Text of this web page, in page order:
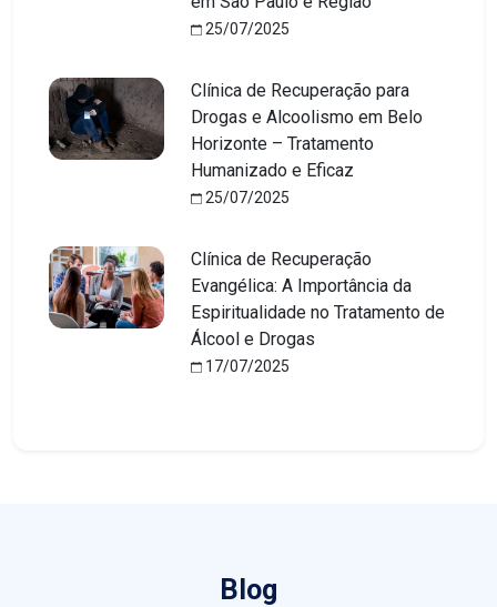
25/07/2025
Clínica de Recuperação para
Drogas e Alcoolismo em Belo
Horizonte – Tratamento
Humanizado e Eficaz
25/07/2025
Clínica de Recuperação
Evangélica: A Importância da
Espiritualidade no Tratamento de
Álcool e Drogas
17/07/2025
Blog